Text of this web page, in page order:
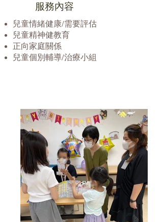
服務內容
兒童情緒健康/需要評估
兒童精神健教育
正向家庭關係
兒童個別輔導/治療小組